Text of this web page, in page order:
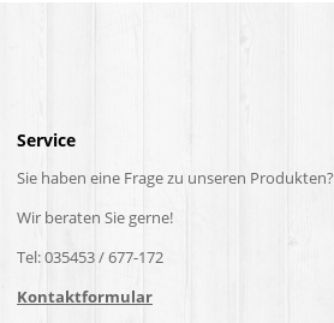
Service
Sie haben eine Frage zu unseren Produkten?
Wir beraten Sie gerne!
Tel: 035453 / 677-172
Kontaktformular